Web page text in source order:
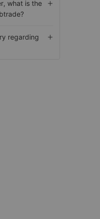
what is the
regarding